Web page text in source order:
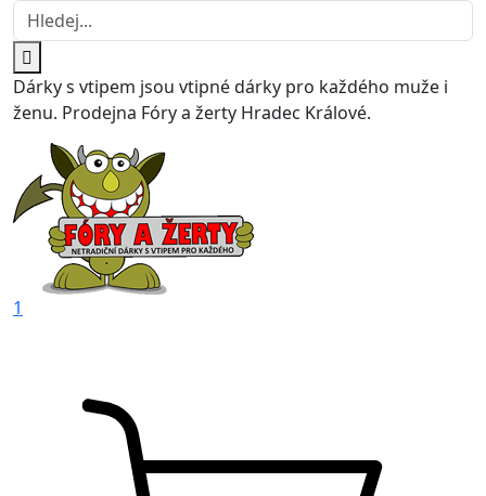
Dárky s vtipem jsou vtipné dárky pro každého muže i
ženu. Prodejna Fóry a žerty Hradec Králové.
1